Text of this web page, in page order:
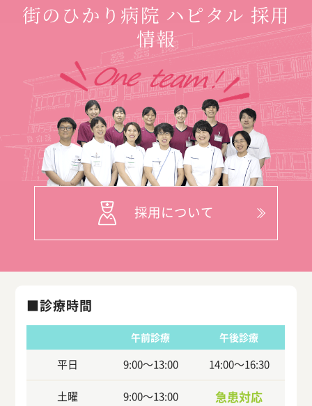
街のひかり病院 ハピタル 採用
情報
採用について
診療時間
午前診療 午後診療
平日 9:00～13:00 14:00～16:30
土曜 9:00～13:00 急患対応